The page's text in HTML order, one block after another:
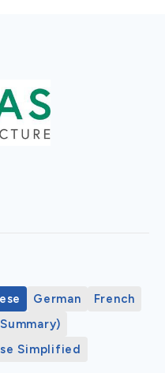
German
French
Simplified